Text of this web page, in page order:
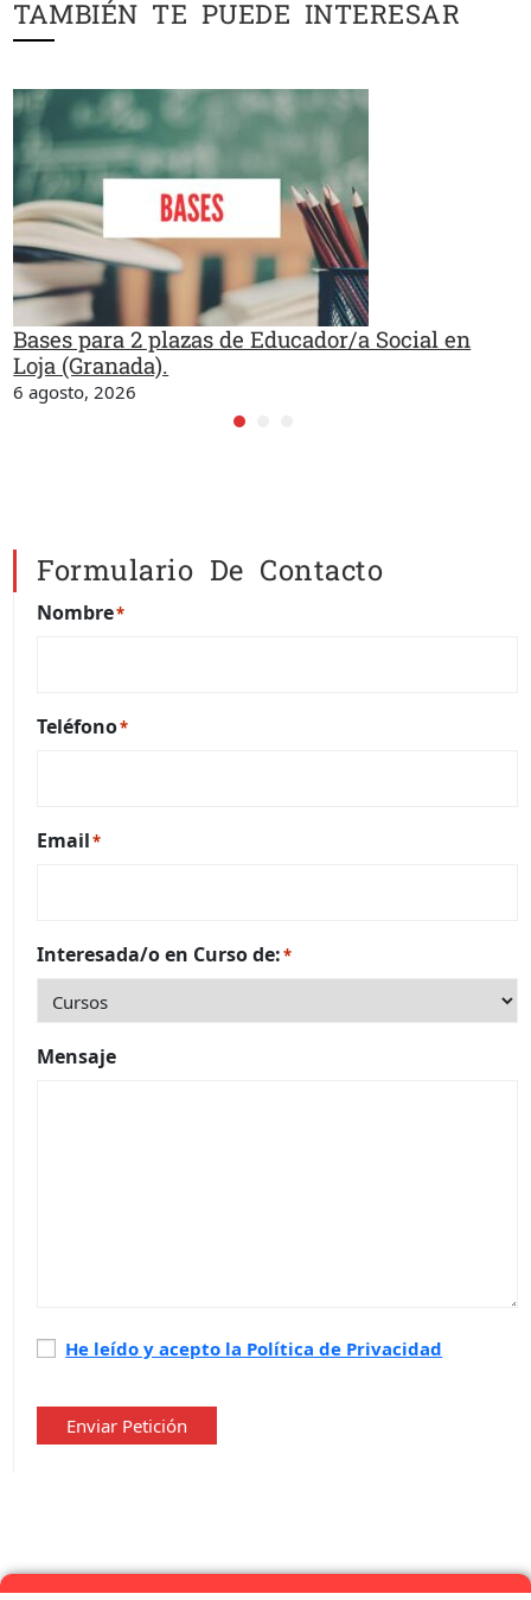
TAMBIÉN TE PUEDE INTERESAR
Bases para 2 plazas de Educador/a Social en
Loja (Granada).
6 agosto, 2026
Formulario De Contacto
Nombre*
Teléfono*
Email*
Interesada/o en Curso de:*
Mensaje
Política
privacidad*
He leído y acepto la Política de Privacidad
Enviar Petición